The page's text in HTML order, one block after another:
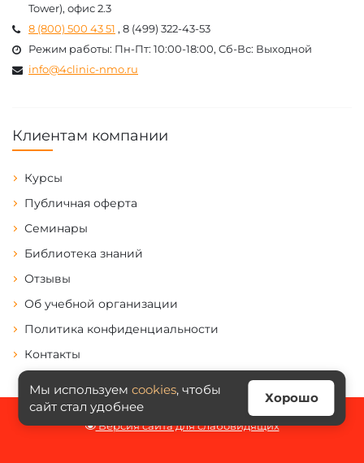
Tower), офис 2.3
8 (800) 500 43 51 , 8 (499) 322-43-53
Режим работы: Пн-Пт: 10:00-18:00, Cб-Вс: Выходной
info@4clinic-nmo.ru
Клиентам компании
Курсы
Публичная оферта
Семинары
Библиотека знаний
Отзывы
Об учебной организации
Политика конфиденциальности
Контакты
Версия сайта для слабовидящих
Мы используемcookies, чтобы
сайт стал удобнее
Хорошо